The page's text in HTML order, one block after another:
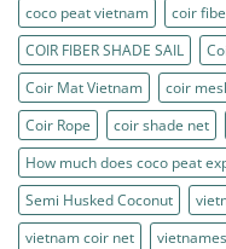
coco peat vietnam
coir
COIR FIBER SHADE SAIL
Coir Mat Vietnam
coir
Coir Rope
coir shade net
How much does coco peat
Semi Husked Coconut
vietnam coir net